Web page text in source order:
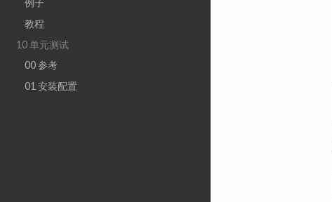
例子
教程
10 单元测试
00 参考
01 安装配置